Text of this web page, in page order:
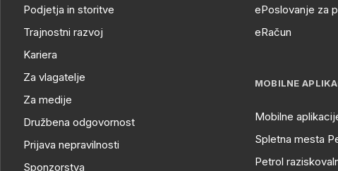
Podjetja in storitve
Trajnostni razvoj
Kariera
Za vlagatelje
Za medije
Družbena odgovornost
Prijava nepravilnosti
Sponzorstva
ePoslovanje za
eRačun
MOBILNE
Mobilne
Spletna mesta
Petrol